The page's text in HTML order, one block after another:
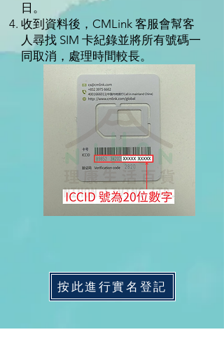
日。
收到資料後，CMLink 客服會幫客
人尋找 SIM 卡紀錄並將所有號碼一
同取消，處理時間較長。
按此進行實名登記